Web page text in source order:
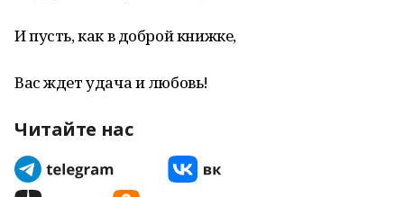
И пусть, как в доброй книжке,
Вас ждет удача и любовь!
Читайте нас